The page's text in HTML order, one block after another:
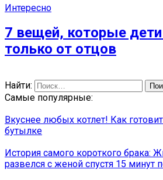
Интересно
7 вещей, которые
только от отцов
Найти:
Самые популярные:
Вкуснее любых котлет! Как
бутылке
История самого короткого брака:
развелся с женой спустя 15 минут